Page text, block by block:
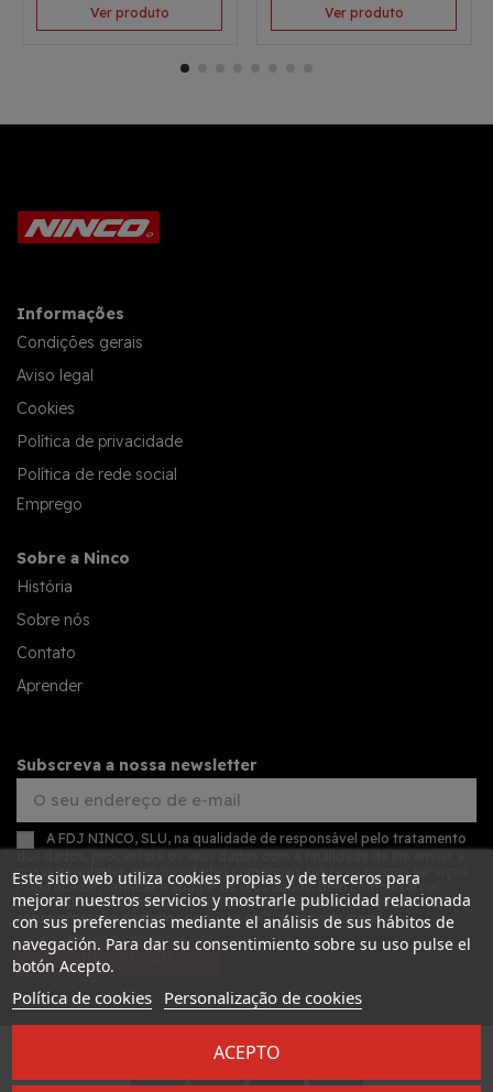
Ver produto Ver produto
Informações
Condições gerais
Aviso legal
Cookies
Política de privacidade
Política de rede social
Emprego
Sobre a Ninco
História
Sobre nós
Contato
Aprender
Subscreva a nossa newsletter
A FDJ NINCO, SLU, na qualidade de responsável pelo tratamento
nossa newsletter com novidades comerciais sobre os nossos serviços.
Pode aceder, retificar e apagar os seus dados, bem como exercer
outros direitos, consultando as informações adicionais detalhadas
sobre proteção de dados na nossa política de privacidade
SUBSCREVER
Desarrollado por
Este sitio web utiliza cookies propias y de terceros para
mejorar nuestros servicios y mostrarle publicidad relacionada
con sus preferencias mediante el análisis de sus hábitos de
navegación. Para dar su consentimiento sobre su uso pulse el
botón Acepto.
Política de cookies Personalização de cookies
ACEPTO